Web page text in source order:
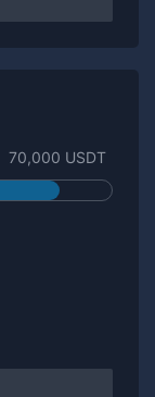
70,000 USDT